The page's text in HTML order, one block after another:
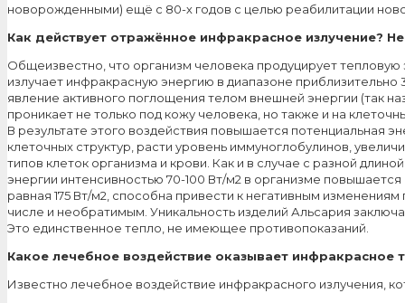
новорожденными) ещё с 80-х годов с целью реабилитации
Как действует отражённое инфракрасное излучение?
Общеизвестно, что организм человека продуцирует
излучает инфракрасную энергию в диапазоне
явление активного поглощения телом внешней энергии (так
проникает не только под кожу человека, но также и на
В результате этого воздействия повышается потенциальная
клеточных структур, расти уровень иммуноглобулинов,
типов клеток организма и крови. Как и в случае с разной
энергии интенсивностью 70-100 Вт/м2 в организме
равная 175 Вт/м2, способна привести к негативным
числе и необратимым. Уникальность изделий Альсария
Это единственное тепло, не имеющее противопоказаний.
Какое лечебное воздействие оказывает инфракрасное
Известно лечебное воздействие инфракрасного излучения,